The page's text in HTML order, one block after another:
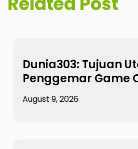
Dunia303: Tujuan
Penggemar Game
August 9, 2026